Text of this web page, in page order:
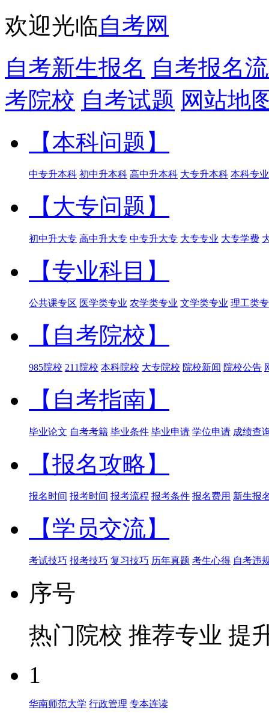
欢迎光临自考网
自考新生报名 自考报名
考院校 自考试题 网站地
【本科问题】
中专升本科 初中升本科 高中升本科 大专升本科 本科专业
【大专问题】
初中升大专 高中升大专 中专升大专 大专专业 大专学费
【专业科目】
公共课专区 医学类专业 农学类专业 文学类专业 理工类
【自考院校】
985院校 211院校 本科院校 大专院校 院校新闻 院校公告
【自考指南】
毕业论文 自考考籍 毕业条件 毕业申请 学位申请 成绩查
【报名攻略】
报名时间 报考时间 报考流程 报考条件 报名费用 新生报
【学员交流】
考试技巧 报考技巧 复习技巧 历年真题 考生心得 自考违
序号
热门院校 推荐专业 提
1
华南师范大学 行政管理 专本连读